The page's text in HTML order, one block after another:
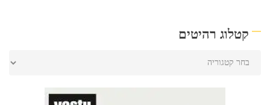
קטלוג רהיטים